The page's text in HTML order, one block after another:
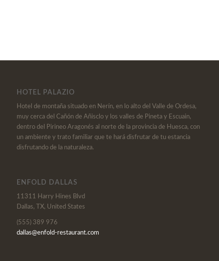
HOTEL PALAZIO
Hotel de montaña situado en Nerín, en lo alto del Valle de Ordesa,
muy cerca del Cañón de Añisclo y los valles de Pineta y Escuain,
dentro del Pirineo Aragonés al norte de la provincia de Huesca, con
un ambiente y trato familiar que te hará disfrutar de tu estancia
disfrutando de la naturaleza.
ENFOLD DALLAS
11311 Harry Hines Blvd
Dallas, TX, United States
(555) 389 976
dallas@enfold-restaurant.com